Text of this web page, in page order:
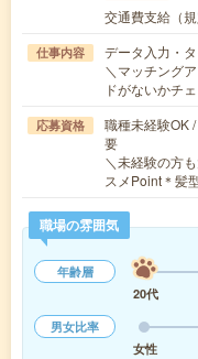
交通費支給（規
仕事内容
データ入力・
＼マッチング
ドがないかチ
応募資格
職種未経験OK
要
＼未経験の方
スメPoint＊髪
職場の雰囲気
年齢層
20代
男女比率
女性